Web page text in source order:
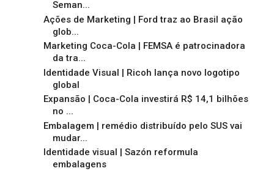
Seman...
Ações de Marketing | Ford traz ao Brasil ação
glob...
Marketing Coca-Cola | FEMSA é patrocinadora
da tra...
Identidade Visual | Ricoh lança novo logotipo
global
Expansão | Coca-Cola investirá R$ 14,1 bilhões
no ...
Embalagem | remédio distribuído pelo SUS vai
mudar...
Identidade visual | Sazón reformula
embalagens